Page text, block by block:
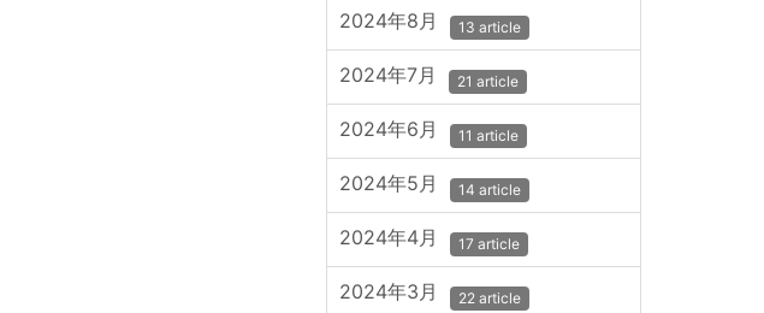
2024年8月 13 article
2024年7月 21 article
2024年6月 11 article
2024年5月 14 article
2024年4月 17 article
2024年3月 22 article